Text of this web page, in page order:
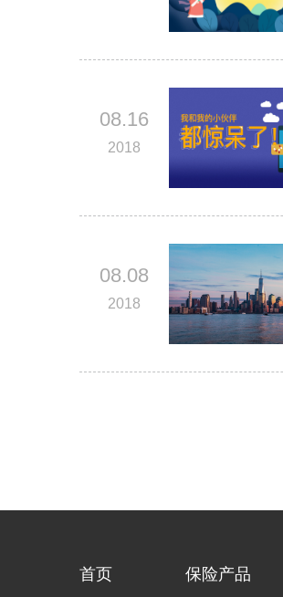
08.16
2018
08.08
2018
首页 保险产品